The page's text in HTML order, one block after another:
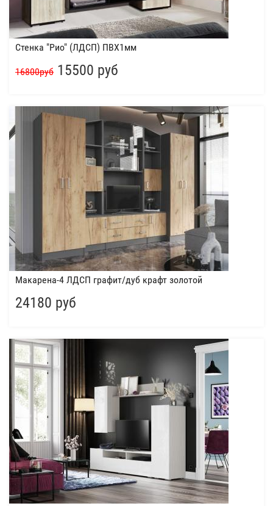
Стенка "Рио" (ЛДСП) ПВХ1мм
16800руб 15500 руб
Макарена-4 ЛДСП графит/дуб крафт золотой
24180 руб